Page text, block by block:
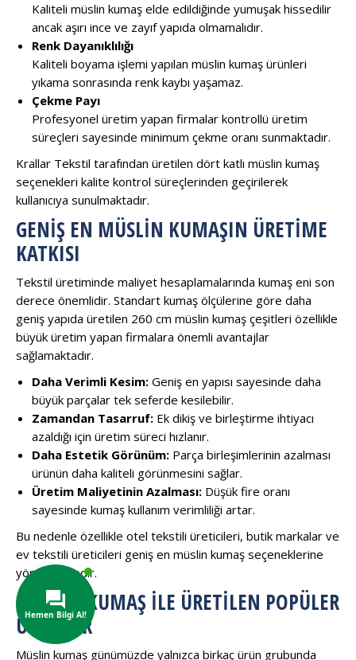
Kaliteli müslin kumaş elde edildiğinde yumuşak hissedilir
ancak aşırı ince ve zayıf yapıda olmamalıdır.
Renk Dayanıklılığı
Kaliteli boyama işlemi yapılan müslin kumaş ürünleri
yıkama sonrasında renk kaybı yaşamaz.
Çekme Payı
Profesyonel üretim yapan firmalar kontrollü üretim
süreçleri sayesinde minimum çekme oranı sunmaktadır.
Krallar Tekstil tarafından üretilen dört katlı müslin kumaş
seçenekleri kalite kontrol süreçlerinden geçirilerek
kullanıcıya sunulmaktadır.
GENIŞ EN MÜSLIN KUMAŞIN ÜRETIME
KATKISI
Tekstil üretiminde maliyet hesaplamalarında kumaş eni son
derece önemlidir. Standart kumaş ölçülerine göre daha
geniş yapıda üretilen 260 cm müslin kumaş çeşitleri özellikle
büyük üretim yapan firmalara önemli avantajlar
sağlamaktadır.
Daha Verimli Kesim: Geniş en yapısı sayesinde daha
büyük parçalar tek seferde kesilebilir.
Zamandan Tasarruf: Ek dikiş ve birleştirme ihtiyacı
azaldığı için üretim süreci hızlanır.
Daha Estetik Görünüm: Parça birleşimlerinin azalması
ürünün daha kaliteli görünmesini sağlar.
Üretim Maliyetinin Azalması: Düşük fire oranı
sayesinde kumaş kullanım verimliliği artar.
Bu nedenle özellikle otel tekstili üreticileri, butik markalar ve
ev tekstili üreticileri geniş en müslin kumaş seçeneklerine
yönelmektedir.
MÜSLIN KUMAŞ ILE ÜRETILEN POPÜLER
ÜRÜNLER
Müslin kumaş günümüzde yalnızca birkaç ürün grubunda